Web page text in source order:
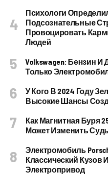
Психологи
Подсознательные
Провоцировать
Людей
Volkswagen: Бензин И
Только
У Кого В 2024 Году
Высокие Шансы
Как Магнитная Буря
Может Изменить
Электромобиль
Классический
Электропривод